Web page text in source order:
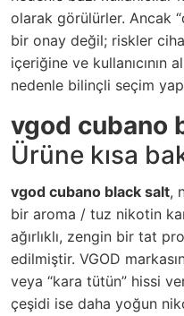
olarak görülürler. Ancak
bir onay değil; riskler
içeriğine ve kullanıcının
nedenle bilinçli seçim
vgod cubano
Ürüne kısa
vgod cubano black salt,
bir aroma / tuz nikotin
ağırlıklı, zengin bir tat
edilmiştir. VGOD
veya “kara tütün” hissi
çeşidi ise daha yoğun